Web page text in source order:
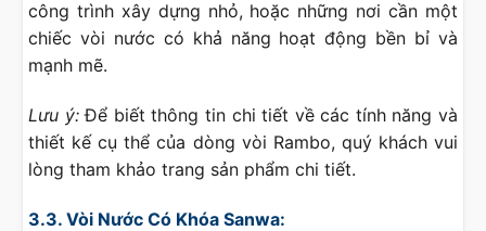
công trình xây dựng nhỏ, hoặc những nơi cần một
chiếc vòi nước có khả năng hoạt động bền bỉ và
mạnh mẽ.
Lưu ý:Để biết thông tin chi tiết về các tính năng và
thiết kế cụ thể của dòng vòi Rambo, quý khách vui
lòng tham khảo trang sản phẩm chi tiết.
3.3. Vòi Nước Có Khóa Sanwa: